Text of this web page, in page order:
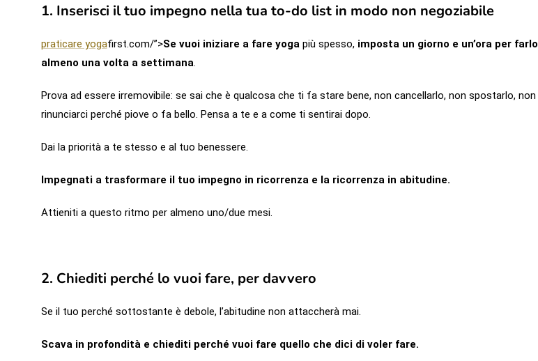
1. Inserisci il tuo impegno nella tua to-do list in modo non negoziabile
praticare yogafirst.com/”>Se vuoi iniziare a fare yogapiù spesso, imposta un giorno e un’ora per farlo
almeno una volta a settimana.
Prova ad essere irremovibile: se sai che è qualcosa che ti fa stare bene, non cancellarlo, non spostarlo, non
rinunciarci perché piove o fa bello. Pensa a te e a come ti sentirai dopo.
Dai la priorità a te stesso e al tuo benessere.
Impegnati a trasformare il tuo impegno in ricorrenza e la ricorrenza in abitudine.
Attieniti a questo ritmo per almeno uno/due mesi.
2. Chiediti perché lo vuoi fare, per davvero
Se il tuo perché sottostante è debole, l’abitudine non attaccherà mai.
Scava in profondità e chiediti perché vuoi fare quello che dici di voler fare.